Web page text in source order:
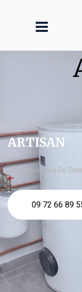
ARTISAN
chaudière fioul De
09 72 66 89